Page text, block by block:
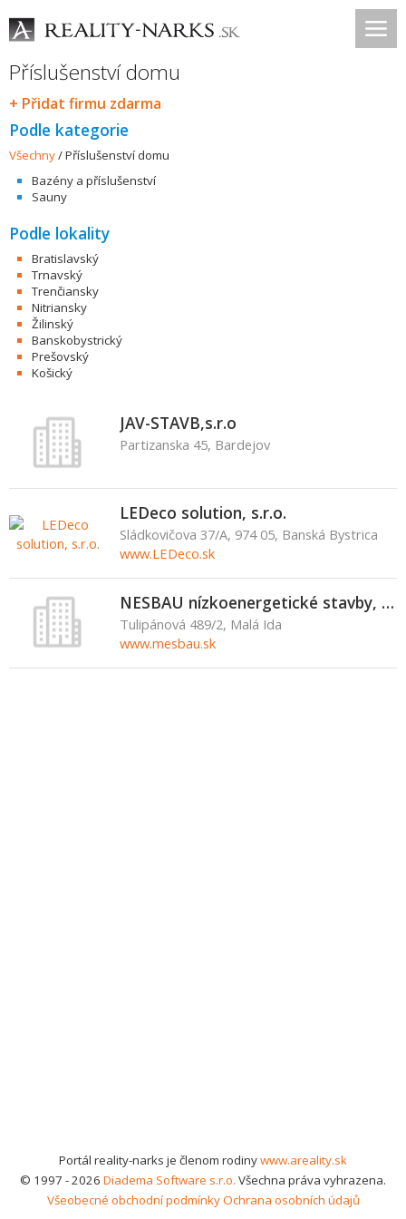
Příslušenství domu
+ Přidat firmu zdarma
Podle kategorie
Všechny/Příslušenství domu
Bazény a příslušenství
Sauny
Podle lokality
Bratislavský
Trnavský
Trenčiansky
Nitriansky
Žilinský
Banskobystrický
Prešovský
Košický
JAV-STAVB,s.r.o
Partizanska 45, Bardejov
LEDeco solution, s.r.o.
Sládkovičova 37/A, 974 05, Banská Bystrica
www.LEDeco.sk
NESBAU nízkoenergetické stavby, s.r.o.
Tulipánová 489/2, Malá Ida
www.mesbau.sk
Portál reality-narks je členom rodinywww.areality.sk
© 1997 - 2026 Diadema Software s.r.o. Všechna práva vyhrazena.
Všeobecné obchodní podmínkyOchrana osobních údajů